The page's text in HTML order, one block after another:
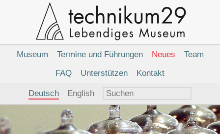
Hauptnavigation
Museum Termine und Führungen Neues
Team
FAQ
Unterstützen Kontakt
Sprachauswahl
Deutsch English